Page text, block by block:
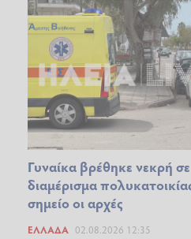
Γυναίκα βρέθηκε νεκρή σε
διαμέρισμα
σημείο οι αρχές
ΕΛΛΆΔΑ 02.08.2026 12:35